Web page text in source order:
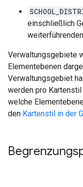
einschließlich
Verwaltungsgebiete
Elementebenen
Verwaltungsgebiet
werden pro
welche
den Kartenstil in der